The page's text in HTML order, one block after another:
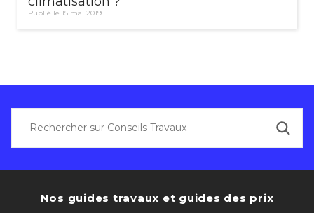
Publié le 15 mai 2019
Nos guides travaux et guides des prix